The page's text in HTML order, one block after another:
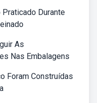
Durante
As
Nas Embalagens
Foram Construídas